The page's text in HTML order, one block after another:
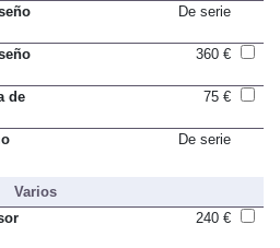
De serie
360 €
de
75 €
De serie
Varios
240 €